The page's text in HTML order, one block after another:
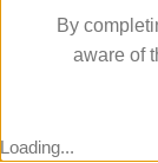
By
aware of
Loading...